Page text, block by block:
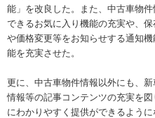
能」を改良した。また、中古車物
できるお気に入り機能の充実や、
や価格変更等をお知らせする通知
能を充実させた。
更に、中古車物件情報以外にも、
情報等の記事コンテンツの充実を
にわかりやすく提供ができるよう